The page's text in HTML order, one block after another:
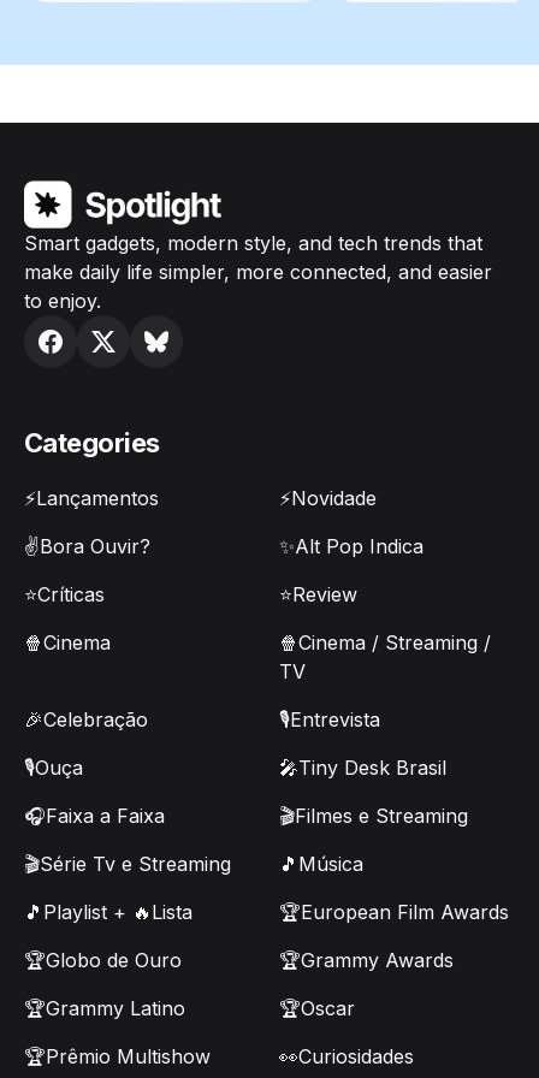
Smart gadgets, modern style, and tech trends that
make daily life simpler, more connected, and easier
to enjoy.
Categories
⚡Lançamentos
⚡Novidade
✌️Bora Ouvir?
✨Alt Pop Indica
⭐Críticas
⭐Review
🍿Cinema
🍿Cinema / Streaming /
TV
🎉Celebração
🎙️Entrevista
🎙️Ouça
🎤Tiny Desk Brasil
🎧Faixa a Faixa
🎬Filmes e Streaming
🎬Série Tv e Streaming
🎵Música
🎵Playlist + 🔥Lista
🏆European Film Awards
🏆Globo de Ouro
🏆Grammy Awards
🏆Grammy Latino
🏆Oscar
🏆Prêmio Multishow
👀Curiosidades